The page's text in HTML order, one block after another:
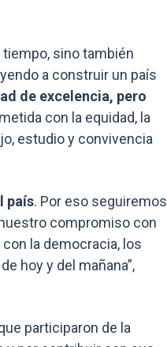
tiempo, sino también
a construir un país
de excelencia, pero
con la equidad, la
estudio y convivencia
país. Por eso seguiremos
compromiso con
la democracia, los
hoy y del mañana”,
participaron de la